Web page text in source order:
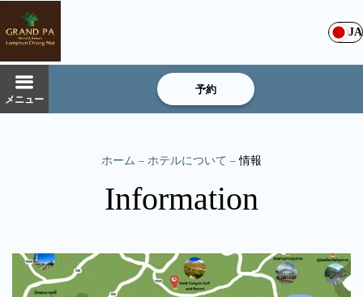
JA
メニュー
予約
ホーム – ホテルについて –情報
Information